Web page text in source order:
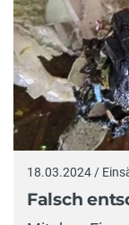
18.03.2024 /
Falsch